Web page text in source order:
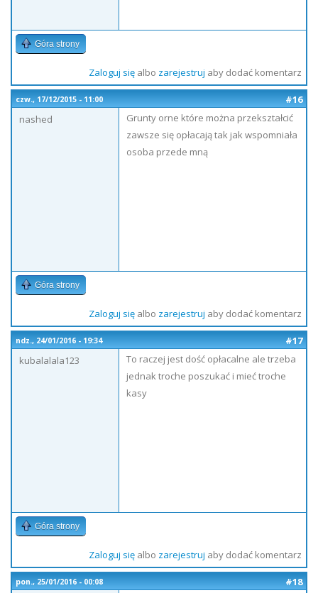
Góra strony
Zaloguj sięalbo zarejestruj aby dodać komentarz
czw., 17/12/2015 - 11:00
#16
nashed
Grunty orne które można przekształcić
zawsze się opłacają tak jak wspomniała
osoba przede mną
Góra strony
Zaloguj sięalbo zarejestruj aby dodać komentarz
ndz., 24/01/2016 - 19:34
#17
kubalalala123
To raczej jest dość opłacalne ale trzeba
jednak troche poszukać i mieć troche
kasy
Góra strony
Zaloguj sięalbo zarejestruj aby dodać komentarz
pon., 25/01/2016 - 00:08
#18